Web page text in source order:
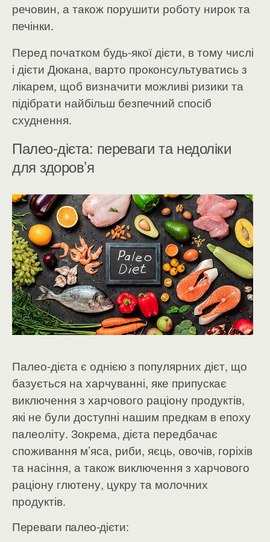
речовин, а також порушити роботу нирок та
печінки.
Перед початком будь-якої дієти, в тому числі
і дієти Дюкана, варто проконсультуватись з
лікарем, щоб визначити можливі ризики та
підібрати найбільш безпечний спосіб
схуднення.
Палео-дієта: переваги та недоліки
для здоров’я
Палео-дієта є однією з популярних дієт, що
базується на харчуванні, яке припускає
виключення з харчового раціону продуктів,
які не були доступні нашим предкам в епоху
палеоліту. Зокрема, дієта передбачає
споживання м’яса, риби, яєць, овочів, горіхів
та насіння, а також виключення з харчового
раціону глютену, цукру та молочних
продуктів.
Переваги палео-дієти: